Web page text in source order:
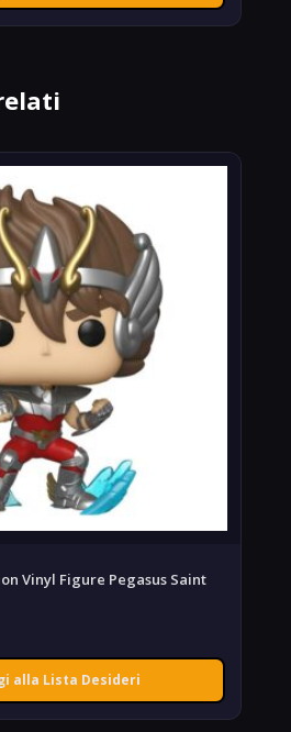
Vinyl Figure Pegasus Saint
alla Lista Desideri